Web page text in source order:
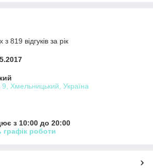
819 відгуків за рік
9, Хмельницький, Україна
з 10:00 до 20:00
графік роботи